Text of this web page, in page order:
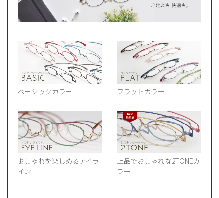
ベーシックカラー フラットカラー
おしゃれを楽しめるアイラ
イン
上品でおしゃれな2TONEカ
ラー